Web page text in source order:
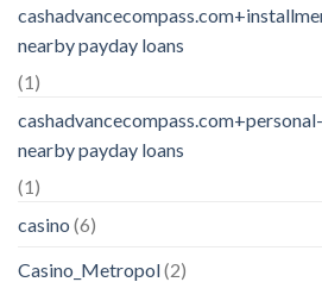
nearby payday loans
(1)
nearby payday loans
(1)
casino (6)
Casino_Metropol(2)